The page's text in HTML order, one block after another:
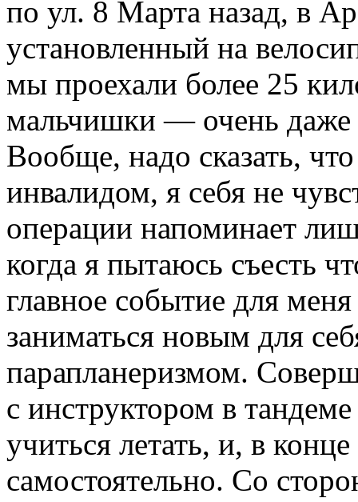
по ул. 8 Марта назад, в
установленный на
мы проехали более 25
мальчишки — очень даже
Вообще, надо сказать,
инвалидом, я себя не
операции напоминает
когда я пытаюсь съесть
главное событие для
заниматься новым для
парапланеризмом.
с инструктором в
учиться летать, и, в
самостоятельно. Со